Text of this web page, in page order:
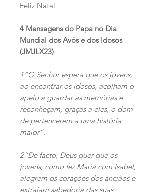
Feliz Natal
4 Mensagens do Papa no Dia
Mundial dos Avós e dos Idosos
(JMJLX23)
1“O Senhor espera que os jovens,
ao encontrar os idosos, acolham o
apelo a guardar as memórias e
reconheçam, graças a eles, o dom
de pertencerem a uma história
maior”.
2“De facto, Deus quer que os
jovens, como fez Maria com Isabel,
alegrem os corações dos anciãos e
extraiam sabedoria das suas